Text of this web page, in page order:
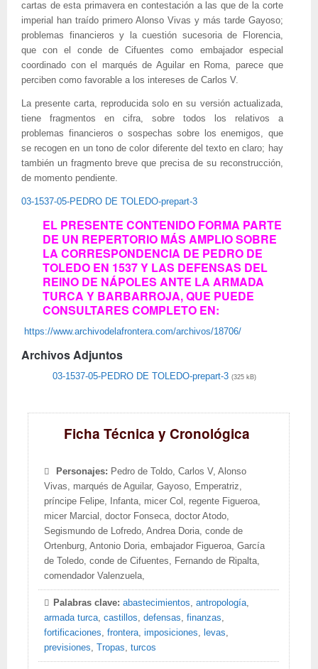
cartas de esta primavera en contestación a las que de la corte
imperial han traído primero Alonso Vivas y más tarde Gayoso;
problemas financieros y la cuestión sucesoria de Florencia,
que con el conde de Cifuentes como embajador especial
coordinado con el marqués de Aguilar en Roma, parece que
perciben como favorable a los intereses de Carlos V.
La presente carta, reproducida solo en su versión actualizada,
tiene fragmentos en cifra, sobre todos los relativos a
problemas financieros o sospechas sobre los enemigos, que
se recogen en un tono de color diferente del texto en claro; hay
también un fragmento breve que precisa de su reconstrucción,
de momento pendiente.
03-1537-05-PEDRO DE TOLEDO-prepart-3
EL PRESENTE CONTENIDO FORMA PARTE
DE UN REPERTORIO MÁS AMPLIO SOBRE
LA CORRESPONDENCIA DE PEDRO DE
TOLEDO EN 1537 Y LAS DEFENSAS DEL
REINO DE NÁPOLES ANTE LA ARMADA
TURCA Y BARBARROJA, QUE PUEDE
CONSULTARES COMPLETO EN:
https://www.archivodelafrontera.com/archivos/18706/
Archivos Adjuntos
03-1537-05-PEDRO DE TOLEDO-prepart-3 (325 kB)
Ficha Técnica y Cronológica
Personajes: Pedro de Toldo, Carlos V, Alonso
Vivas, marqués de Aguilar, Gayoso, Emperatriz,
príncipe Felipe, Infanta, micer Col, regente Figueroa,
micer Marcial, doctor Fonseca, doctor Atodo,
Segismundo de Lofredo, Andrea Doria, conde de
Ortenburg, Antonio Doria, embajador Figueroa, García
de Toledo, conde de Cifuentes, Fernando de Ripalta,
comendador Valenzuela,
Palabras clave:abastecimientos,antropología,
armada turca,castillos,defensas,finanzas,
fortificaciones,frontera,imposiciones, levas,
previsiones, Tropas,turcos